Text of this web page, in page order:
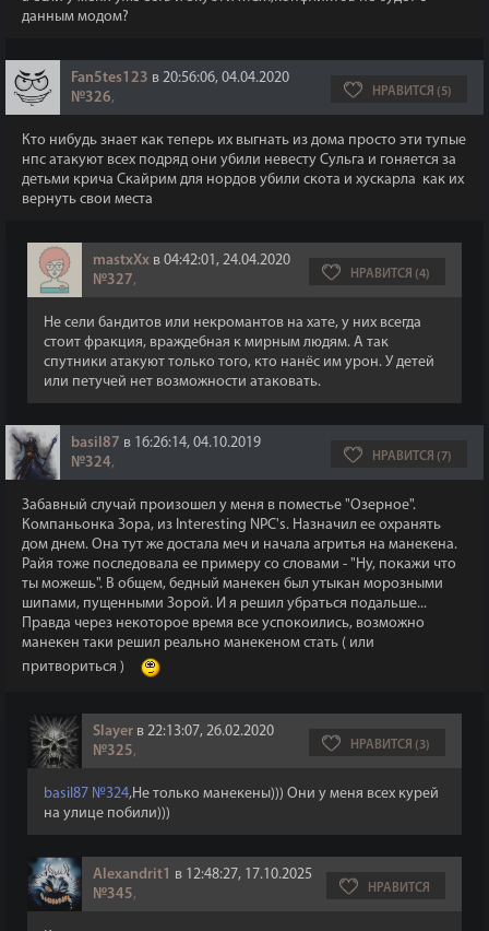
данным модом?
Fan5tes123 в 20:56:06, 04.04.2020
№326, НРАВИТСЯ (5)
Кто нибудь знает как теперь их выгнать из дома просто эти тупые
нпс атакуют всех подряд они убили невесту Сульга и гоняется за
детьми крича Скайрим для нордов убили скота и хускарла как их
вернуть свои места
mastxXx в 04:42:01, 24.04.2020
№327, НРАВИТСЯ (4)
Не сели бандитов или некромантов на хате, у них всегда
стоит фракция, враждебная к мирным людям. А так
спутники атакуют только того, кто нанёс им урон. У детей
или петучей нет возможности атаковать.
basil87 в 16:26:14, 04.10.2019
№324, НРАВИТСЯ (7)
Забавный случай произошел у меня в поместье "Озерное".
Компаньонка Зора, из Interesting NPC's. Назначил ее охранять
дом днем. Она тут же достала меч и начала агритья на манекена.
Райя тоже последовала ее примеру со словами - "Ну, покажи что
ты можешь". В общем, бедный манекен был утыкан морозными
шипами, пущенными Зорой. И я решил убраться подальше...
Правда через некоторое время все успокоились, возможно
манекен таки решил реально манекеном стать ( или
притвориться )
Slayer в 22:13:07, 26.02.2020
№325, НРАВИТСЯ (3)
basil87 №324,Не только манекены))) Они у меня всех курей
на улице побили)))
Alexandrit1 в 12:48:27, 17.10.2025
№345, НРАВИТСЯ